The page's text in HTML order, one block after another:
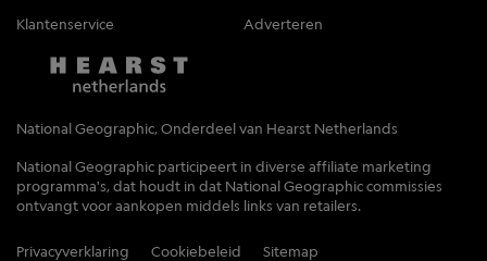
Klantenservice
Adverteren
National Geographic, Onderdeel van Hearst Netherlands
National Geographic participeert in diverse affiliate marketing
programma's, dat houdt in dat National Geographic commissies
ontvangt voor aankopen middels links van retailers.
Privacyverklaring Cookiebeleid Sitemap